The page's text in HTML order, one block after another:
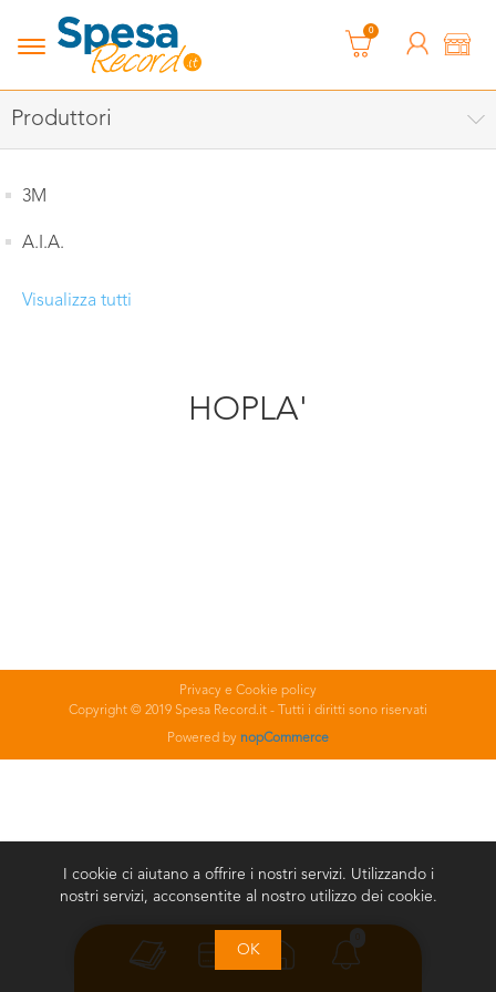
0
Produttori
3M
A.I.A.
Visualizza tutti
HOPLA'
Privacy e Cookie policy
Copyright © 2019 Spesa Record.it - Tutti i diritti sono riservati
Powered by nopCommerce
I cookie ci aiutano a offrire i nostri servizi. Utilizzando i
nostri servizi, acconsentite al nostro utilizzo dei cookie.
OK